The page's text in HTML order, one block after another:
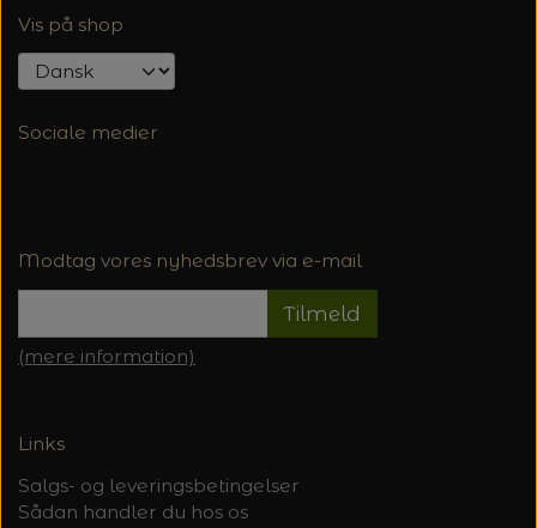
Vis på shop
Sociale medier
Modtag vores nyhedsbrev via e-mail
Tilmeld
(mere information)
Links
Salgs- og leveringsbetingelser
Sådan handler du hos os